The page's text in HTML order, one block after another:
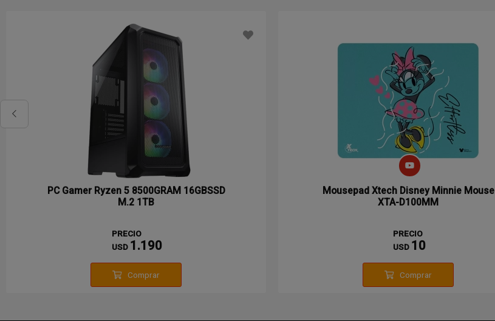
PC Gamer Ryzen 5 8500GRAM 16GBSSD
M.2 1TB
PRECIO
USD 1.190
Comprar
Mousepad Xtech Disney Minnie Mouse
XTA-D100MM
PRECIO
USD 10
Comprar